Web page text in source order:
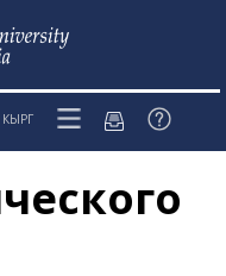
КЫРГ